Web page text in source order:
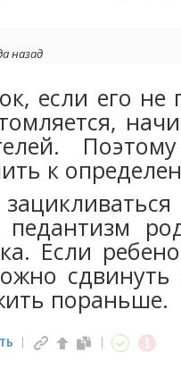
назад
если его
к
педантизм
Если
сдвинуть
пораньше.